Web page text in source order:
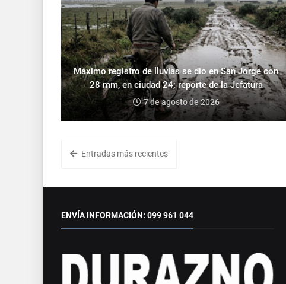
Máximo registro de lluvias se dio en San Jorge con
28 mm, en ciudad 24; reporte de la Jefatura
7 de agosto de 2026
Entradas más recientes
ENVÍA INFORMACIÓN: 099 961 044